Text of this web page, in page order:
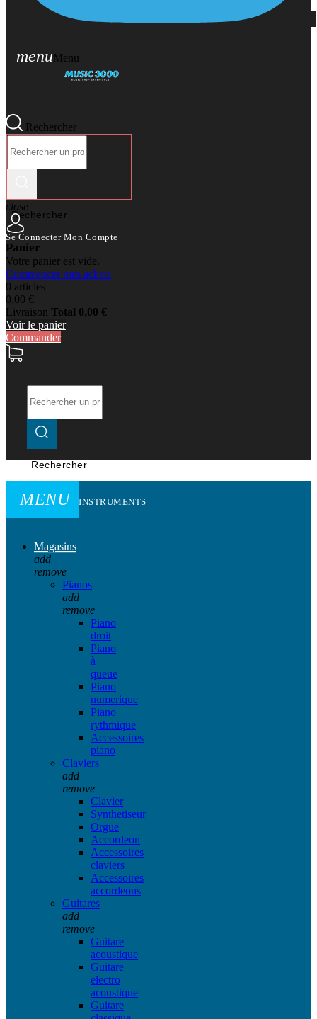
menuMenu
Rechercher
Rechercher
close
Se Connecter Mon Compte
Panier
Votre panier est vide.
Commencer mes achats
0 articles
0,00 €
Livraison Total 0,00 €
Voir le panier
Commander
Rechercher
MENU INSTRUMENTS
Magasins
add
remove
Pianos
add
remove
Piano
droit
Piano
à
queue
Piano
numerique
Piano
rythmique
Accessoires
piano
Claviers
add
remove
Clavier
Synthetiseur
Orgue
Accordeon
Accessoires
claviers
Accessoires
accordeons
Guitares
add
remove
Guitare
acoustique
Guitare
electro
acoustique
Guitare